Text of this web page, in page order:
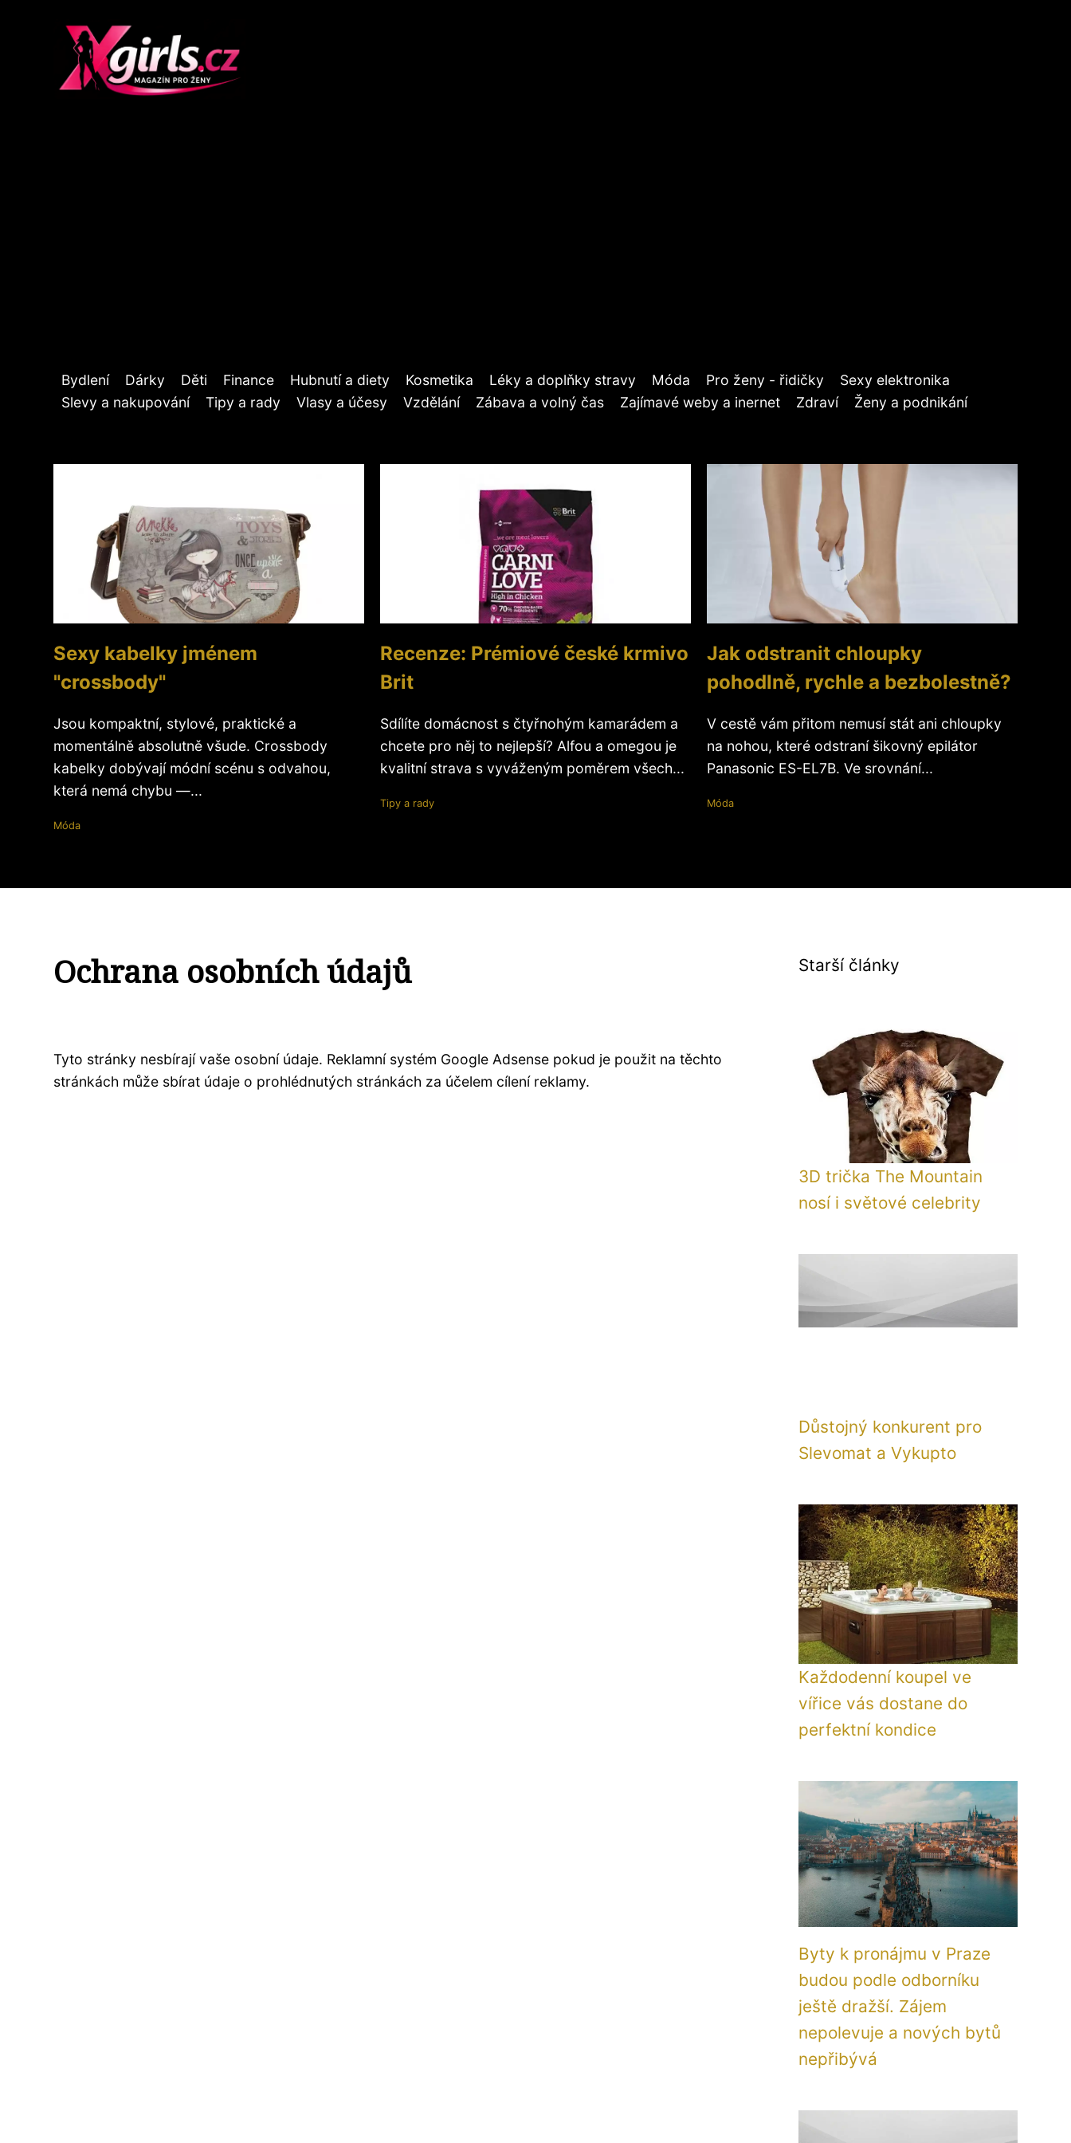
Bydlení Dárky Děti Finance Hubnutí a diety Kosmetika Léky a doplňky stravy Móda Pro ženy - řidičky
Sexy elektronika
Slevy a nakupování
Tipy a rady Vlasy a účesy Vzdělání Zábava a volný čas Zajímavé weby a inernet Zdraví Ženy a podnikání
Sexy kabelky jménem
"crossbody"
Jsou kompaktní, stylové, praktické a
momentálně absolutně všude. Crossbody
kabelky dobývají módní scénu s odvahou,
která nemá chybu —...
Móda
Recenze: Prémiové české krmivo
Brit
Sdílíte domácnost s čtyřnohým kamarádem a
chcete pro něj to nejlepší? Alfou a omegou je
kvalitní strava s vyváženým poměrem všech...
Tipy a rady
Jak odstranit chloupky
pohodlně, rychle a bezbolestně?
V cestě vám přitom nemusí stát ani chloupky
na nohou, které odstraní šikovný epilátor
Panasonic ES-EL7B. Ve srovnání...
Móda
Ochrana osobních údajů
Tyto stránky nesbírají vaše osobní údaje. Reklamní systém Google Adsense pokud je použit na těchto
stránkách může sbírat údaje o prohlédnutých stránkách za účelem cílení reklamy.
Starší články
3D trička The Mountain
nosí i světové celebrity
Důstojný konkurent pro
Slevomat a Vykupto
Každodenní koupel ve
vířice vás dostane do
perfektní kondice
Byty k pronájmu v Praze
budou podle odborníku
ještě dražší. Zájem
nepolevuje a nových bytů
nepřibývá